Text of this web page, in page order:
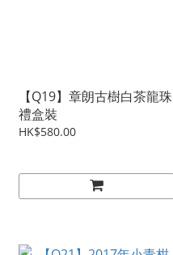
【Q19】章朗古樹白茶龍珠
禮盒裝
HK$580.00